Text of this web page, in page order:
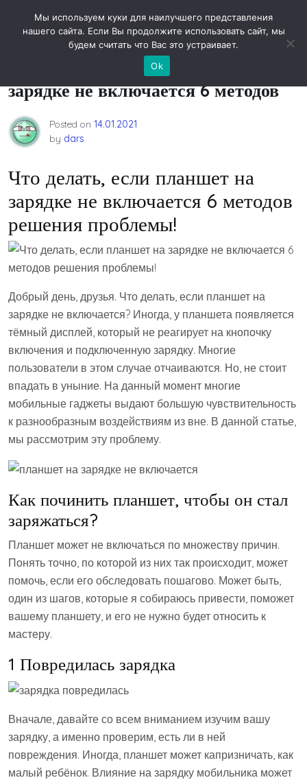
Новости технологий
Что делать, если планшет на
зарядке не включается 6 методов
Posted on 14.01.2021
by dars
Что делать, если планшет на
зарядке не включается 6 методов
решения проблемы!
Добрый день, друзья. Что делать, если планшет на
зарядке не включается? Иногда, у планшета появляется
тёмный дисплей, который не реагирует на кнопочку
включения и подключенную зарядку. Многие
пользователи в этом случае отчаиваются. Но, не стоит
впадать в уныние. На данный момент многие
мобильные гаджеты выдают большую чувствительность
к разнообразным воздействиям из вне. В данной статье,
мы рассмотрим эту проблему.
Как починить планшет, чтобы он стал
заряжаться?
Планшет может не включаться по множеству причин.
Понять точно, по которой из них так происходит, может
помочь, если его обследовать пошагово. Может быть,
один из шагов, которые я собираюсь привести, поможет
вашему планшету, и его не нужно будет относить к
мастеру.
1 Повредилась зарядка
Вначале, давайте со всем вниманием изучим вашу
зарядку, а именно проверим, есть ли в ней
повреждения. Иногда, планшет может капризничать, как
малый ребёнок. Влияние на зарядку мобильника может
Мы используем куки для наилучшего представления
нашего сайта. Если Вы продолжите использовать сайт, мы
будем считать что Вас это устраивает.
Ok